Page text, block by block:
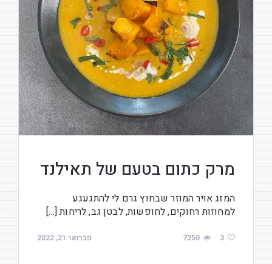
מרק כתום בטעם של תאילנד
המזג אויר המוזר שבחוץ גרם לי להתגעגע
למחוזות רחוקים, לחופשות, לבטן גב, לריחות […]
פברואר 21, 2022 7250 3